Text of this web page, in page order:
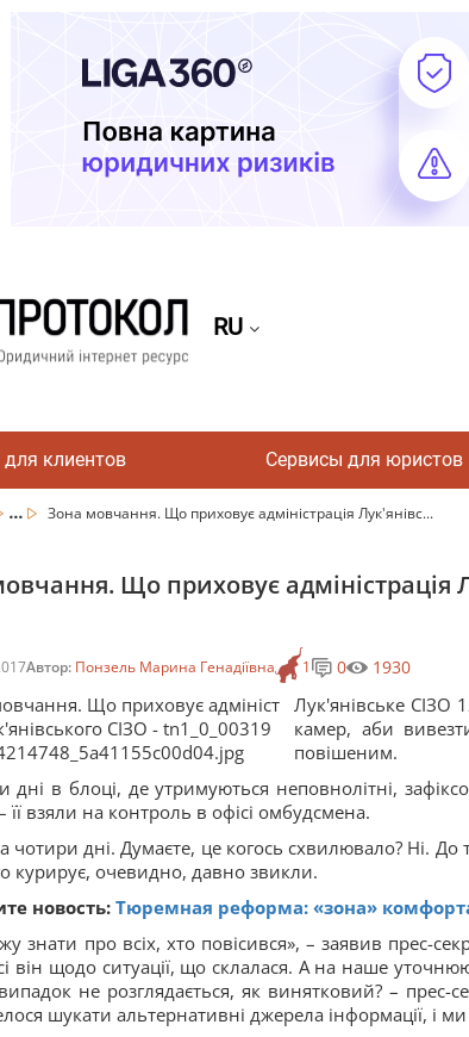
RU
клиентов Сервисы для юристов
... Зона мовчання. Що приховує адміністрація Лук'янівс...
Що приховує адміністрація
Автор: Понзель Марина Генадіївна 1 0 1930
Лук'янівське СІЗО
камер, аби
повішеним.
дні в блоці, де утримуються неповнолітні,
її взяли на контроль в офісі омбудсмена.
чотири дні. Думаєте, це когось схвилювало? Ні. До
курирує, очевидно, давно звикли.
новость:Тюремная реформа: «зона»
знати про всіх, хто повісився», – заявив прес-
він щодо ситуації, що склалася. А на наше
не розглядається, як винятковий? – прес-
шукати альтернативні джерела інформації, і